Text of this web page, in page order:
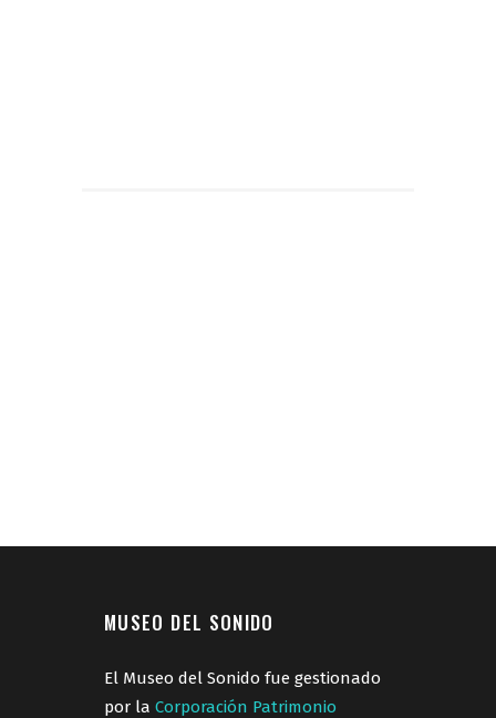
MUSEO DEL SONIDO
El Museo del Sonido fue gestionado
por la Corporación Patrimonio